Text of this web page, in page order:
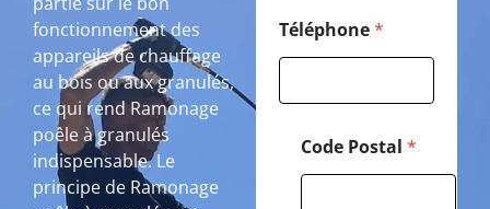
fonctionnement des
appareils de chauffage
au bois ou aux granulés,
ce qui rend Ramonage
poêle à granulés
indispensable. Le
principe de Ramonage
Téléphone*
Code Postal *